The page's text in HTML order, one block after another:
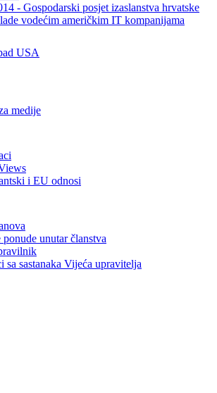
- Gospodarski posjet izaslanstva hrvatske
vodećim američkim IT kompanijama
USA
medije
i EU odnosi
ponude unutar članstva
sa sastanaka Vijeća upravitelja